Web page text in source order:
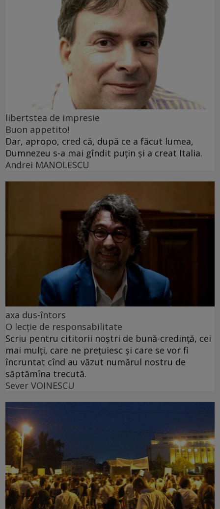
libertstea de impresie
Buon appetito!
Dar, apropo, cred că, după ce a făcut lumea,
Dumnezeu s-a mai gîndit puțin și a creat Italia.
Andrei MANOLESCU
axa dus-întors
O lecție de responsabilitate
Scriu pentru cititorii noștri de bună-credință, cei
mai mulți, care ne prețuiesc și care se vor fi
încruntat cînd au văzut numărul nostru de
săptămîna trecută.
Sever VOINESCU